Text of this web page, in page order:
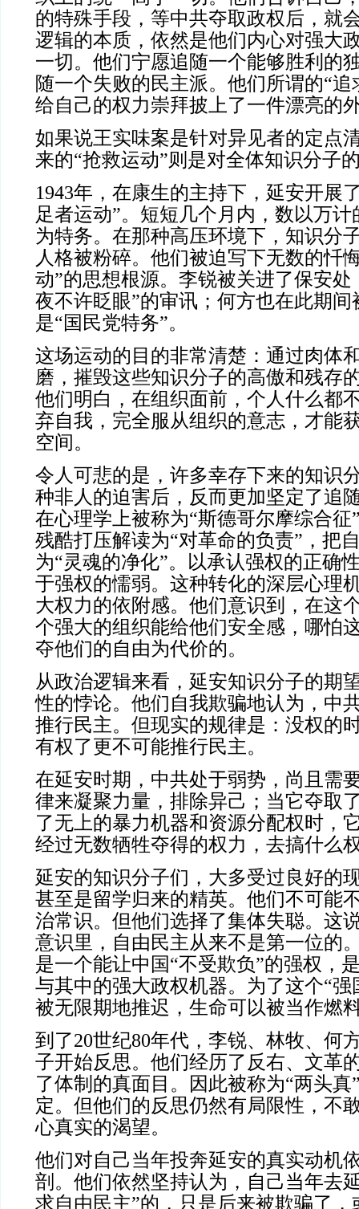
的特殊手段，等中共夺取政权后，就
逻辑的本质，依然是他们内心对强大
一切。他们宁愿追随一个能够胜利的
随一个失败的民主派。他们所谓的“追
给自己的权力崇拜披上了一件漂亮的
如果说王实味案是针对异见者的定点
来的“抢救运动”则是对全体知识分子
1943年，在康生的主持下，延安开展
足者运动”。短短几个月内，数以万
为特务。在那种高压环境下，知识分
人格被粉碎。他们被迫写下无数的忏
动”的思想根源。李锐被关进了保安处
夜不许眨眼”的审讯；何方也在此期间
是“国民党特务”。
这场运动的目的非常清楚：通过肉体
磨，摧毁这些知识分子的高傲和残存
他们明白，在组织面前，个人什么都
弃自我，完全服从组织的意志，才能
空间。
令人可悲的是，许多幸存下来的知识
种非人的迫害后，反而更加坚定了追
在心理学上被称为“斯德哥尔摩综合征
残酷打压解读为“对革命的负责”，把
为“灵魂的净化”。以承认强权的正确
于强权的懦弱。这种转化的深层心理
大权力的依附感。他们意识到，在这
个强大的组织能给他们安全感，哪怕
夺他们的自由为代价的。
从政治逻辑来看，延安知识分子的期
性的悖论。他们自我欺骗地认为，中
推行民主。但现实的规律是：没权的
有权了更不可能推行民主。
在延安时期，中共处于弱势，尚且需
律来凝聚力量，排除异己；当它夺取
了无上的暴力机器和资源分配权时，
经过无数牺牲夺得的权力，去搞什么
延安的知识分子们，大多受过良好的
甚至是留学归来的精英。他们不可能
治常识。但他们选择了集体失聪。这
意识里，自由民主从来不是第一位的
是一个能让中国“不受欺负”的强权，
与其中的强大政权机器。为了这个“强
被无限期地推迟，生命可以被当作燃
到了20世纪80年代，李锐、林牧、何
子开始反思。他们经历了反右、文革
了体制的真面目。因此被称为“两头真
定。但他们的反思仍然有局限性，不
心真实的渴望。
他们对自己当年投奔延安的真实动机
剖。他们依然坚持认为，自己当年去
求自由民主”的，只是后来被欺骗了，